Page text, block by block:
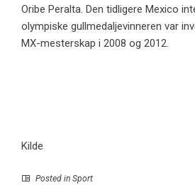
Oribe Peralta. Den tidligere Mexico
olympiske gullmedaljevinneren var
MX-mesterskap i 2008 og 2012.
Kilde
Posted in Sport